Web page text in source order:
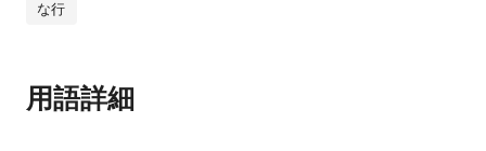
な行
用語詳細